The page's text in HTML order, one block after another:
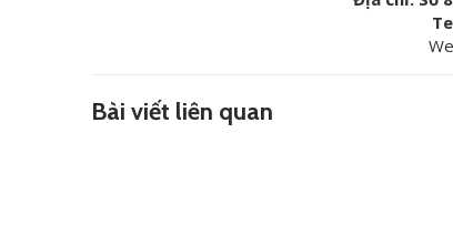
Bài viết liên quan